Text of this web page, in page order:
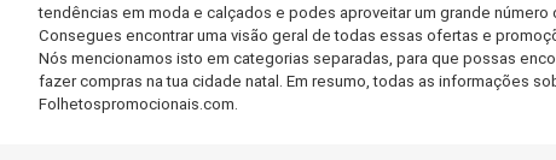
tendências em moda e calçados e podes aproveitar um grande
Consegues encontrar uma visão geral de todas essas ofertas e
Nós mencionamos isto em categorias separadas, para que possas
fazer compras na tua cidade natal. Em resumo, todas as informações
Folhetospromocionais.com.